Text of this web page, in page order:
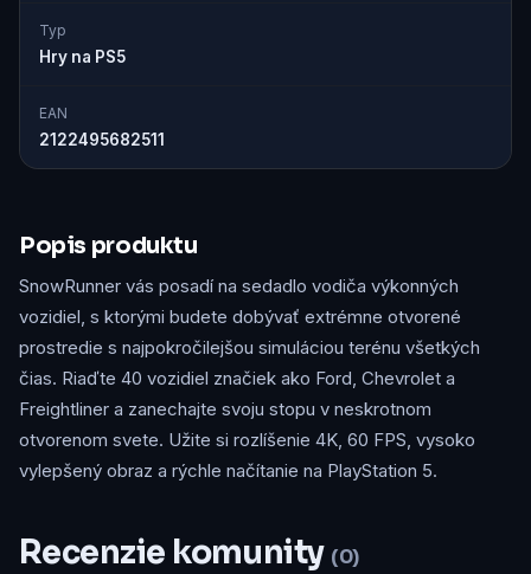
Typ
Hry na PS5
EAN
2122495682511
Popis produktu
SnowRunner vás posadí na sedadlo vodiča výkonných
vozidiel, s ktorými budete dobývať extrémne otvorené
prostredie s najpokročilejšou simuláciou terénu všetkých
čias. Riaďte 40 vozidiel značiek ako Ford, Chevrolet a
Freightliner a zanechajte svoju stopu v neskrotnom
otvorenom svete. Užite si rozlíšenie 4K, 60 FPS, vysoko
vylepšený obraz a rýchle načítanie na PlayStation 5.
Recenzie komunity (0)